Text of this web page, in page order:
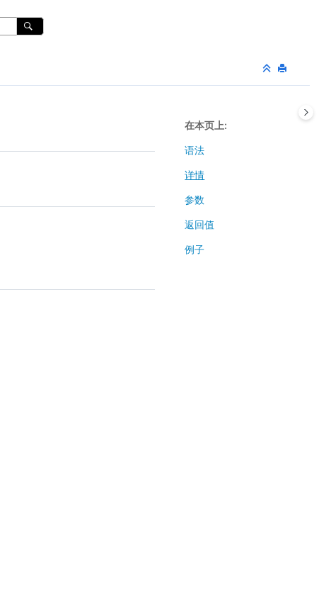
在本页上
语法
详情
参数
返回值
例子